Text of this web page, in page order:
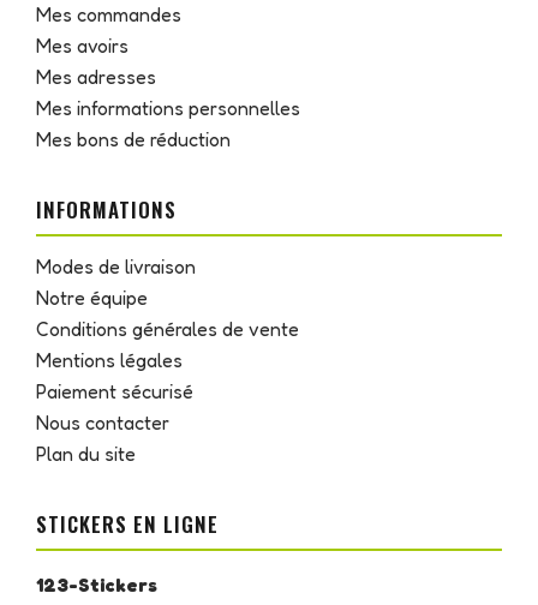
Mes commandes
Mes avoirs
Mes adresses
Mes informations personnelles
Mes bons de réduction
INFORMATIONS
Modes de livraison
Notre équipe
Conditions générales de vente
Mentions légales
Paiement sécurisé
Nous contacter
Plan du site
STICKERS EN LIGNE
123-Stickers